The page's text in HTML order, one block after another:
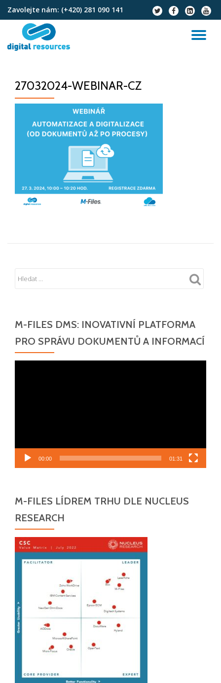
Přeskočit
obsah
Zavolejte nám: (+420) 281 090 141
fa-
twitter
fa-
facebook
fa-
linkedin-
square
fa-
27032024-WEBINAR-CZ
M-FILES DMS: INOVATIVNÍ PLATFORMA
PRO SPRÁVU DOKUMENTŮ A INFORMACÍ
00:00 01:31
M-FILES LÍDREM TRHU DLE NUCLEUS
RESEARCH